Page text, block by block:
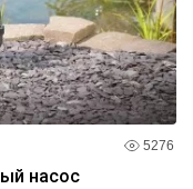
5276
насос